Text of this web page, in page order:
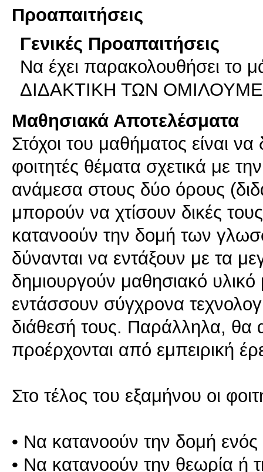
Προαπαιτήσεις
Γενικές Προαπαιτήσεις
Να έχει παρακολουθήσει
ΔΙΔΑΚΤΙΚΗ ΤΩΝ
Μαθησιακά Αποτελέσματα
Στόχοι του μαθήματος είναι
φοιτητές θέματα σχετικά με
ανάμεσα στους δύο όρους
μπορούν να χτίσουν δικές
κατανοούν την δομή των
δύνανται να εντάξουν με τα
δημιουργούν μαθησιακό
εντάσσουν σύγχρονα
διάθεσή τους. Παράλληλα,
προέρχονται από εμπειρική
Στο τέλος του εξαμήνου οι
• Να κατανοούν την δομή ενός
• Να κατανοούν την θεωρία ή